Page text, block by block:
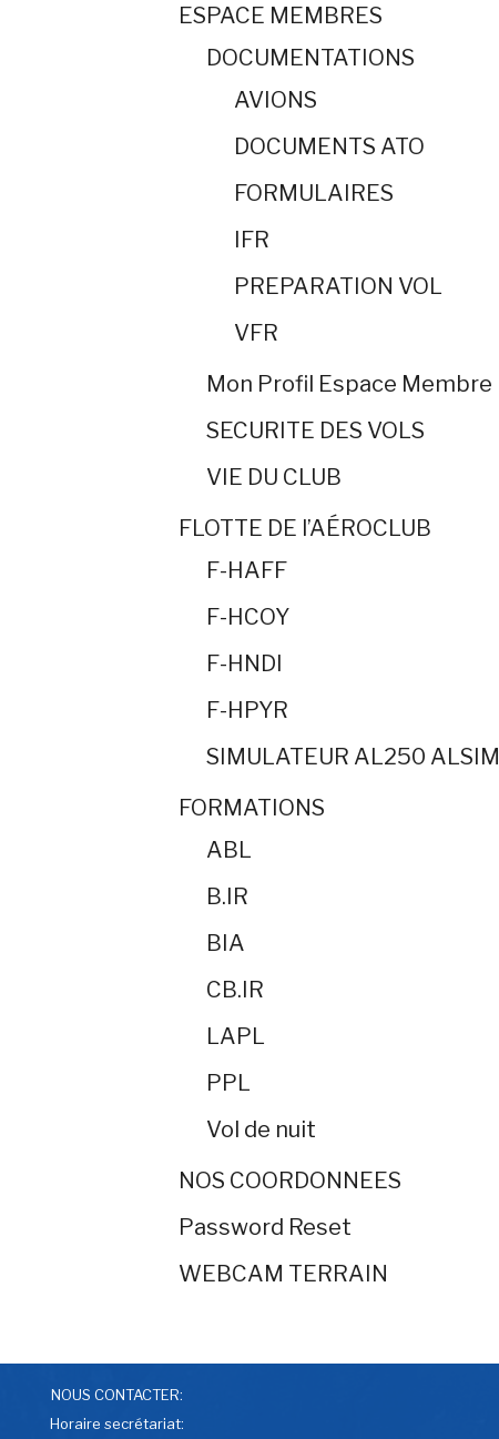
ESPACE MEMBRES
DOCUMENTATIONS
AVIONS
DOCUMENTS ATO
FORMULAIRES
IFR
PREPARATION VOL
VFR
Mon Profil Espace Membre
SECURITE DES VOLS
VIE DU CLUB
FLOTTE DE l’AÉROCLUB
F-HAFF
F-HCOY
F-HNDI
F-HPYR
SIMULATEUR AL250 ALSIM
FORMATIONS
ABL
B.IR
BIA
CB.IR
LAPL
PPL
Vol de nuit
NOS COORDONNEES
Password Reset
WEBCAM TERRAIN
NOUS CONTACTER:
Horaire secrétariat: